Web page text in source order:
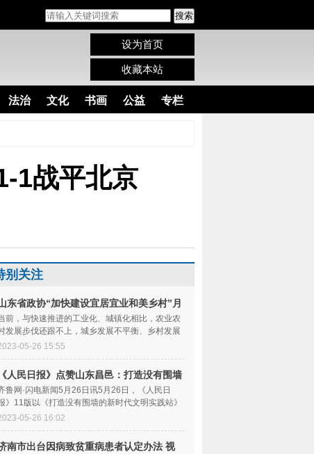
搜索
设为首页
收藏本站
法治 文化 书画 公益 专栏
1战平北京
别关注
东省政协“加快建设宜居宜业和美乡村”月
协商会邀您来建言
前，与快速推进的工业化、城镇化相比，农业农
发展步伐还跟不上，城乡发展不平衡、乡村发展
充分仍是社
05-26 15:55
《人民日报》点赞山东昌邑：打造没有围墙
新时代文明实践站-今头条
鲁网·闪电新闻5月26日讯5月26日，《人民日
》11版以《打造没有围墙的新时代文明实践站》
题，点赞山东
05-26 16:02
南市出台因病致贫重病患者认定办法 视